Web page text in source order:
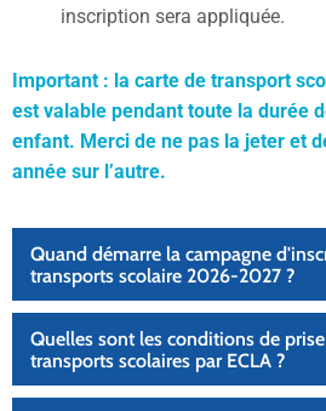
inscription sera appliquée.
Important : la carte de transport
est valable pendant toute la durée
enfant. Merci de ne pas la jeter et
année sur l’autre.
Quand démarre la campagne
transports scolaire 2026-2027 ?
Quelles sont les conditions de
transports scolaires par ECLA ?